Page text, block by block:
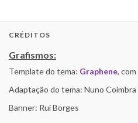
CRÉDITOS
Grafismos:
Template do tema: Graphene,
Adaptação do tema: Nuno
Banner: Rui Borges